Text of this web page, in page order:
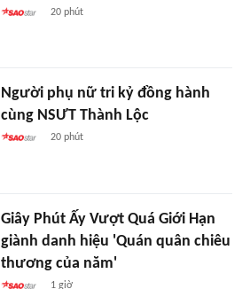
20 phút
Người phụ nữ tri kỷ đồng hành
cùng NSƯT Thành Lộc
20 phút
Giây Phút Ấy Vượt Quá Giới Hạn
giành danh hiệu 'Quán quân chiêu
thương của năm'
1 giờ